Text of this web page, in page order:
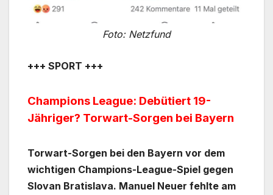
Foto: Netzfund
+++ SPORT +++
Champions League: Debütiert 19-
Jähriger? Torwart-Sorgen bei Bayern
Torwart-Sorgen bei den Bayern vor dem
wichtigen Champions-League-Spiel gegen
Slovan Bratislava. Manuel Neuer fehlte am